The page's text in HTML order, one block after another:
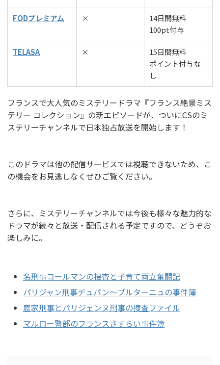
FODプレミアム ×
14日間無料
100pt付与
TELASA ×
15日間無料
ポイント付与な
し
フランスで大人気のミステリードラマ『フランス絶景ミス
テリー コレクション』の新エピソードが、ついにCSのミ
ステリーチャンネルで日本独占放送を開始します！
このドラマは他の配信サービスでは視聴できないため、こ
の機会をお見逃しなくぜひご覧ください。
さらに、ミステリーチャンネルでは今後も様々な魅力的な
ドラマが続々と放送・配信される予定ですので、どうぞお
楽しみに。
名刑事コールマンの捜査と子育て両立奮闘記
パリジャン刑事デュパン～ブルターニュの事件簿
農家刑事とパリジェンヌ刑事の捜査ファイル
マルロー警部のフランスさすらい事件簿